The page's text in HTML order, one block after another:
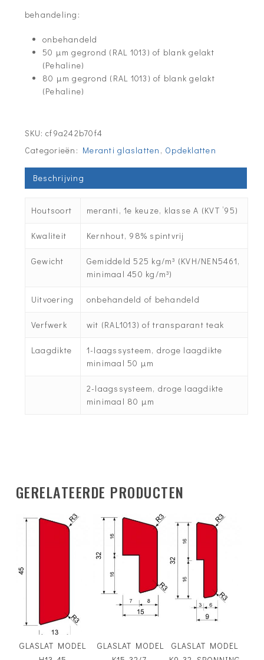
behandeling:
onbehandeld
50 µm gegrond (RAL 1013) of blank gelakt
(Pehaline)
80 µm gegrond (RAL 1013) of blank gelakt
(Pehaline)
SKU:cf9a242b70f4
Categorieën: Meranti glaslatten , Opdeklatten
Beschrijving
Houtsoort meranti, 1e keuze, klasse A (KVT ’95)
Kwaliteit Kernhout, 98% spintvrij
Gewicht
Gemiddeld 525 kg/m³ (KVH/NEN5461,
minimaal 450 kg/m³)
Uitvoering onbehandeld of behandeld
Verfwerk wit (RAL1013) of transparant teak
Laagdikte
1-laagssysteem, droge laagdikte
minimaal 50 µm
2-laagssysteem, droge laagdikte
minimaal 80 µm
GERELATEERDE PRODUCTEN
GLASLAT MODEL
GLASLAT MODEL
GLASLAT MODEL